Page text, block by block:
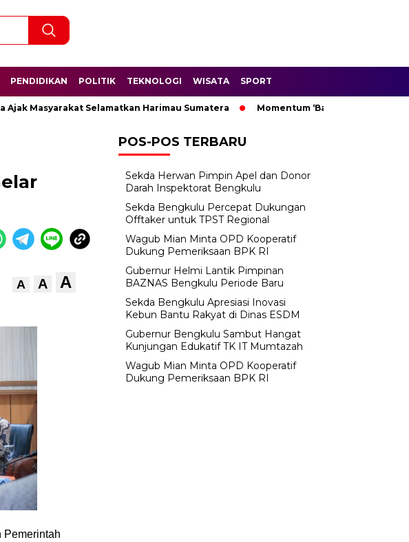
PENDIDIKAN POLITIK TEKNOLOGI WISATA SPORT
Masyarakat Selamatkan Harimau Sumatera Momentum ‘Bantu Rakyat’: Wagub
A A A
Pemerintah
POS-POS TERBARU
Sekda Herwan Pimpin Apel dan Donor
Darah Inspektorat Bengkulu
Sekda Bengkulu Percepat Dukungan
Offtaker untuk TPST Regional
Wagub Mian Minta OPD Kooperatif
Dukung Pemeriksaan BPK RI
Gubernur Helmi Lantik Pimpinan
BAZNAS Bengkulu Periode Baru
Sekda Bengkulu Apresiasi Inovasi
Kebun Bantu Rakyat di Dinas ESDM
Gubernur Bengkulu Sambut Hangat
Kunjungan Edukatif TK IT Mumtazah
Wagub Mian Minta OPD Kooperatif
Dukung Pemeriksaan BPK RI